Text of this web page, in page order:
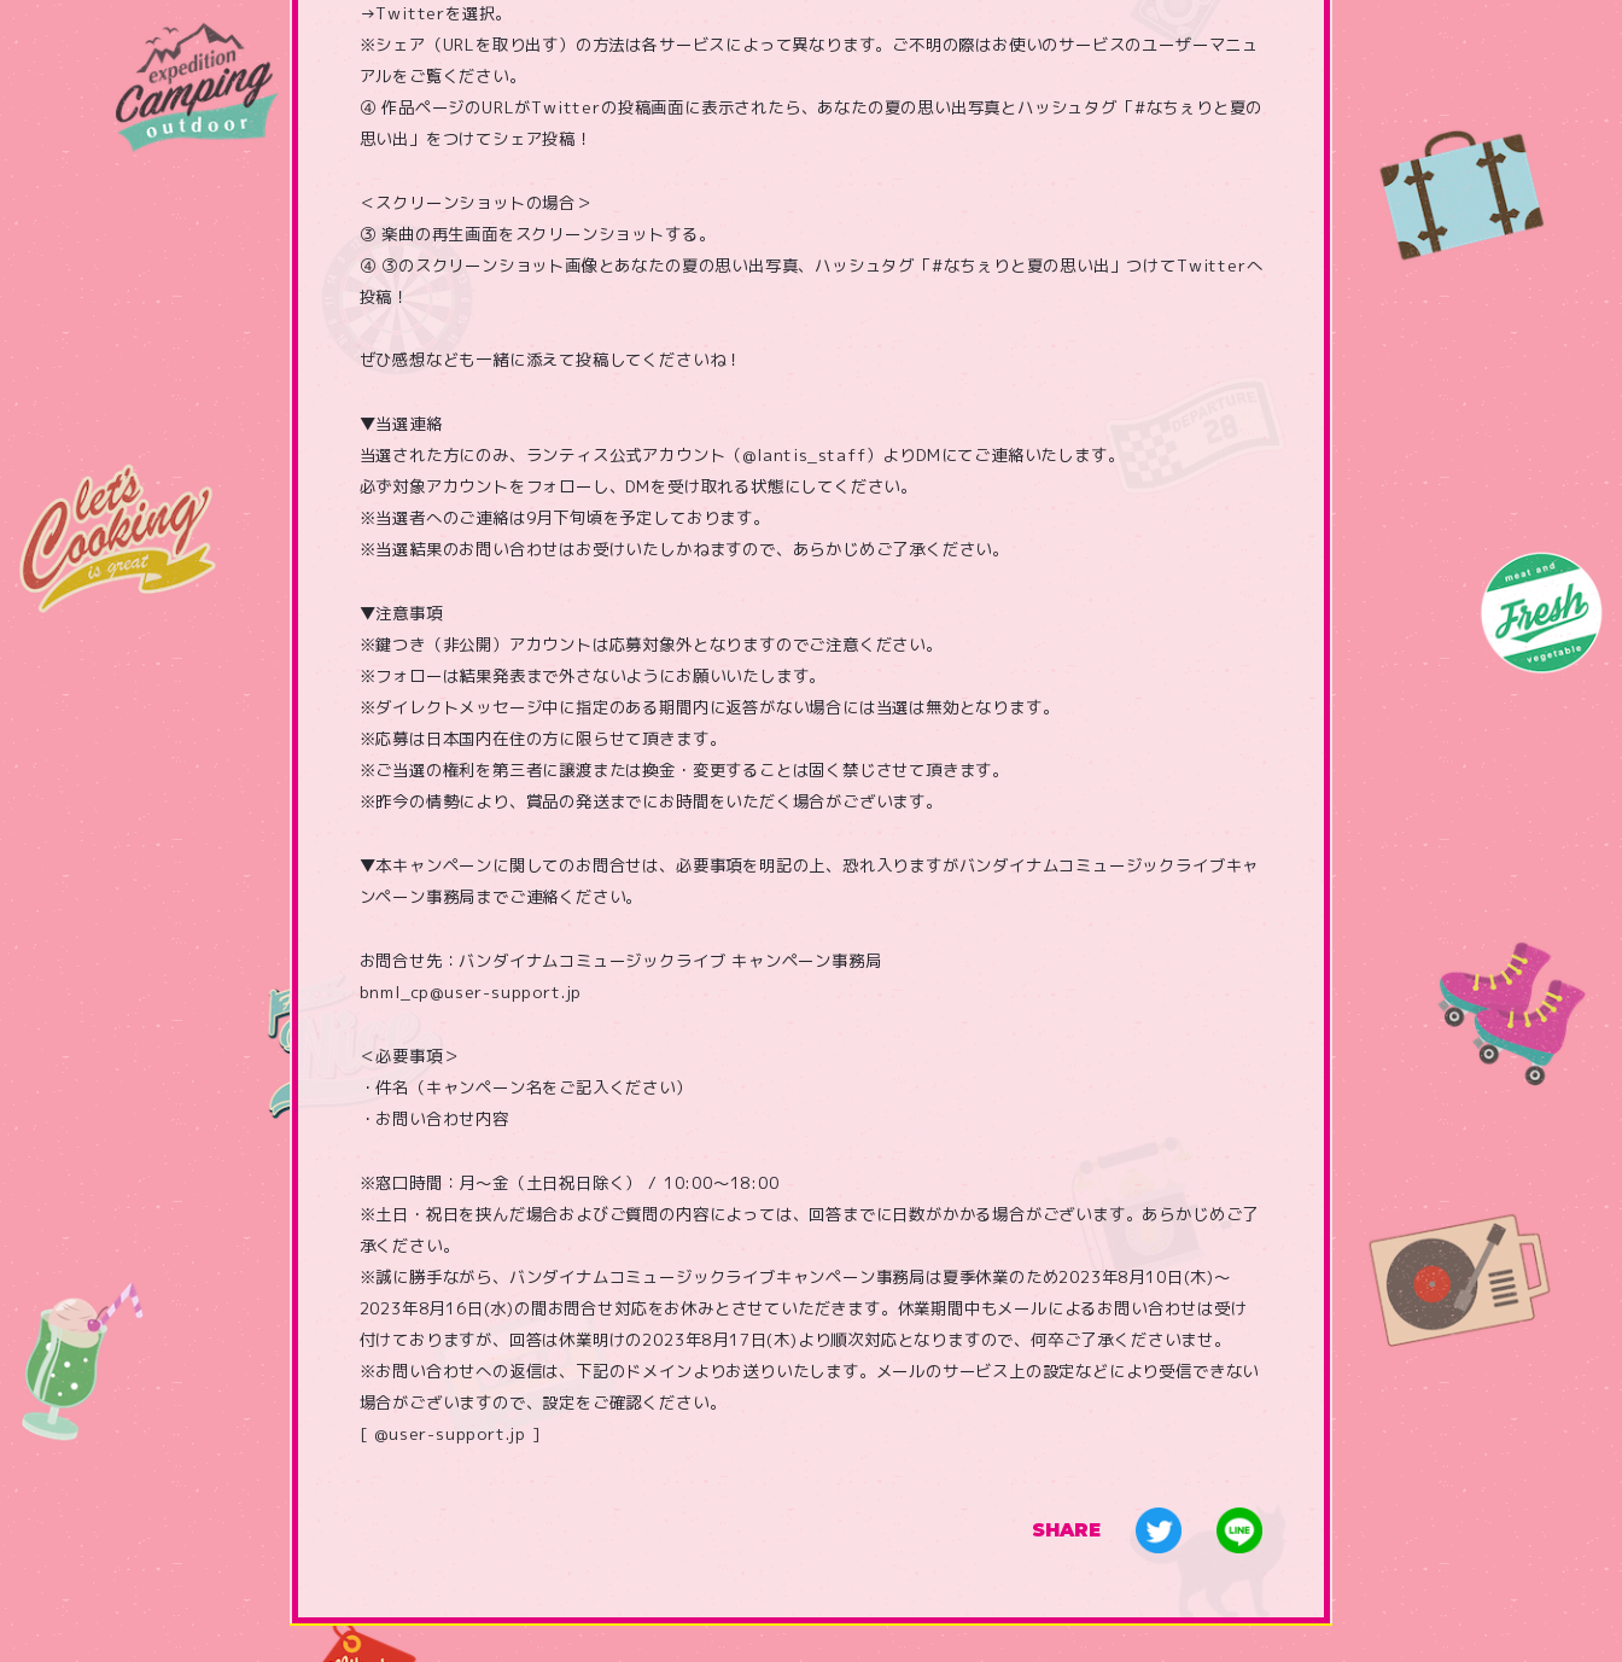
→Twitterを選択。
※シェア（URLを取り出す）の方法は各サービスによって異なります。ご不明の際はお使いのサービスのユーザーマニュ
アルをご覧ください。
④ 作品ページのURLがTwitterの投稿画面に表示されたら、あなたの夏の思い出写真とハッシュタグ「#なちぇりと夏の
思い出」をつけてシェア投稿！
＜スクリーンショットの場合＞
③ 楽曲の再生画面をスクリーンショットする。
④ ③のスクリーンショット画像とあなたの夏の思い出写真、ハッシュタグ「#なちぇりと夏の思い出」つけてTwitterへ
投稿！
ぜひ感想なども一緒に添えて投稿してくださいね！
▼当選連絡
当選された方にのみ、ランティス公式アカウント（@lantis_staff）よりDMにてご連絡いたします。
必ず対象アカウントをフォローし、DMを受け取れる状態にしてください。
※当選者へのご連絡は9月下旬頃を予定しております。
※当選結果のお問い合わせはお受けいたしかねますので、あらかじめご了承ください。
▼注意事項
※鍵つき（非公開）アカウントは応募対象外となりますのでご注意ください。
※フォローは結果発表まで外さないようにお願いいたします。
※ダイレクトメッセージ中に指定のある期間内に返答がない場合には当選は無効となります。
※応募は日本国内在住の方に限らせて頂きます。
※ご当選の権利を第三者に譲渡または換金・変更することは固く禁じさせて頂きます。
※昨今の情勢により、賞品の発送までにお時間をいただく場合がございます。
▼本キャンペーンに関してのお問合せは、必要事項を明記の上、恐れ入りますがバンダイナムコミュージックライブキャ
ンペーン事務局までご連絡ください。
お問合せ先：バンダイナムコミュージックライブ キャンペーン事務局
bnml_cp@user-support.jp
＜必要事項＞
・件名（キャンペーン名をご記入ください）
・お問い合わせ内容
※窓口時間：月～金（土日祝日除く） / 10:00～18:00
※土日・祝日を挟んだ場合およびご質問の内容によっては、回答までに日数がかかる場合がございます。あらかじめご了
承ください。
※誠に勝手ながら、バンダイナムコミュージックライブキャンペーン事務局は夏季休業のため2023年8月10日(木)～
2023年8月16日(水)の間お問合せ対応をお休みとさせていただきます。休業期間中もメールによるお問い合わせは受け
付けておりますが、回答は休業明けの2023年8月17日(木)より順次対応となりますので、何卒ご了承くださいませ。
※お問い合わせへの返信は、下記のドメインよりお送りいたします。メールのサービス上の設定などにより受信できない
場合がございますので、設定をご確認ください。
[ @user-support.jp ]
SHARE